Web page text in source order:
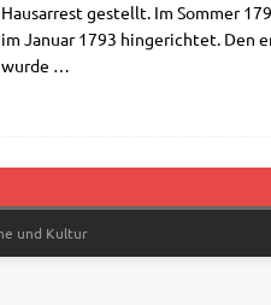
Haus­ar­rest gestellt. Im Som­mer
im Janu­ar 1793 hin­ge­rich­tet. Den
wur­de …
und Kultur